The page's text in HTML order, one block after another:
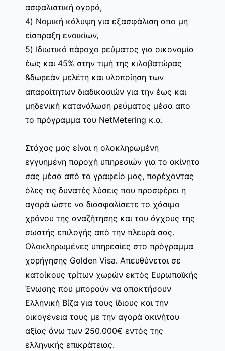
ασφαλιστική αγορά,
4) Νομική κάλυψη για εξασφάλιση απο μη
είσπραξη ενοικίων,
5) Ιδιωτικό πάροχο ρεύματος για οικονομία
έως και 45% στην τιμή της κιλοβατώρας
&δωρεάν μελέτη και υλοποίηση των
απαραίτητων διαδικασιών για την έως και
μηδενική κατανάλωση ρεύματος μέσα απο
το πρόγραμμα του NetMetering κ.α.
Στόχος μας είναι η ολοκληρωμένη
εγγυημένη παροχή υπηρεσιών για το ακίνητο
σας μέσα από το γραφείο μας, παρέχοντας
όλες τις δυνατές λύσεις που προσφέρει η
αγορά ώστε να διασφαλίσετε το χάσιμο
χρόνου της αναζήτησης και του άγχους της
σωστής επιλογής από την πλευρά σας.
Ολοκληρωμένες υπηρεσίες στο πρόγραμμα
χορήγησης Golden Visa. Απευθύνεται σε
κατοίκους τρίτων χωρών εκτός Ευρωπαϊκής
Ένωσης που μπορούν να αποκτήσουν
Ελληνική Βίζα για τους ίδιους και την
οικογένεια τους με την αγορά ακινήτου
αξίας άνω των 250.000€ εντός της
ελληνικής επικράτειας.